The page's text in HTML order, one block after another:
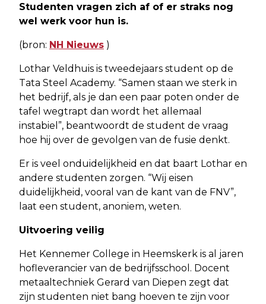
Studenten vragen zich af of er straks nog
wel werk voor hun is.
(bron: NH Nieuws )
Lothar Veldhuis is tweedejaars student op de
Tata Steel Academy. “Samen staan we sterk in
het bedrijf, als je dan een paar poten onder de
tafel wegtrapt dan wordt het allemaal
instabiel”, beantwoordt de student de vraag
hoe hij over de gevolgen van de fusie denkt.
Er is veel onduidelijkheid en dat baart Lothar en
andere studenten zorgen. “Wij eisen
duidelijkheid, vooral van de kant van de FNV”,
laat een student, anoniem, weten.
Uitvoering veilig
Het Kennemer College in Heemskerk is al jaren
hofleverancier van de bedrijfsschool. Docent
metaaltechniek Gerard van Diepen zegt dat
zijn studenten niet bang hoeven te zijn voor